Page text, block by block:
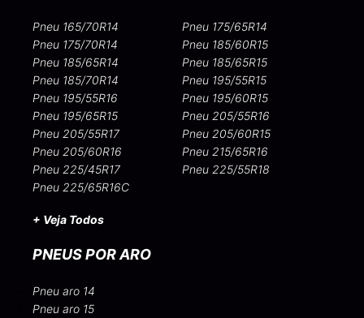
Pneu 165/70R14
Pneu 175/65R14
Pneu 175/70R14
Pneu 185/60R15
Pneu 185/65R14
Pneu 185/65R15
Pneu 185/70R14
Pneu 195/55R15
Pneu 195/55R16
Pneu 195/60R15
Pneu 195/65R15
Pneu 205/55R16
Pneu 205/55R17
Pneu 205/60R15
Pneu 205/60R16
Pneu 215/65R16
Pneu 225/45R17
Pneu 225/55R18
Pneu 225/65R16C
+ Veja Todos
PNEUS POR ARO
Pneu aro 14
Pneu aro 15